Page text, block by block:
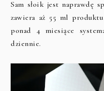
Sam słoik jest naprawdę
zawiera aż 55 ml
ponad 4 miesiące
dziennie.